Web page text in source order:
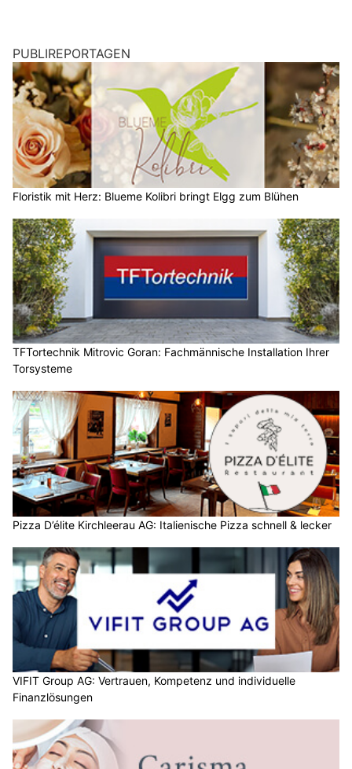
PUBLIREPORTAGEN
Floristik mit Herz: Blueme Kolibri bringt Elgg zum Blühen
TFTortechnik Mitrovic Goran: Fachmännische Installation Ihrer
Torsysteme
Pizza D’élite Kirchleerau AG: Italienische Pizza schnell & lecker
VIFIT Group AG: Vertrauen, Kompetenz und individuelle
Finanzlösungen